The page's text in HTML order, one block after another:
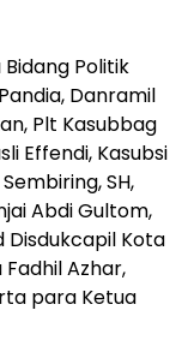
Politik
Danramil
Plt Kasubbag
Effendi, Kasubsi
SH,
Abdi Gultom,
Disdukcapil Kota
Fadhil Azhar,
para Ketua